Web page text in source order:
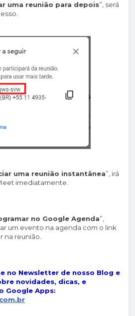
uma reunião para depois”, será
uma reunião instantânea”, irá
imediatamente.
no Google Agenda”,
um evento na agenda com o link
na reunião.
no Newsletter de nosso Blog e
novidades, dicas, e
Google Apps: